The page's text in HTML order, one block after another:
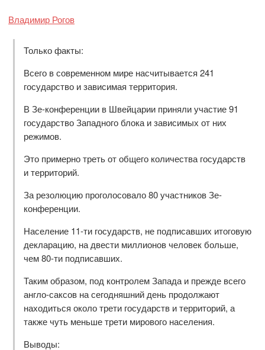
Владимир Рогов
Только факты:
Всего в современном мире насчитывается 241
государство и зависимая территория.
В Зе-конференции в Швейцарии приняли участие 91
государство Западного блока и зависимых от них
режимов.
Это примерно треть от общего количества государств
и территорий.
За резолюцию проголосовало 80 участников Зе-
конференции.
Население 11-ти государств, не подписавших итоговую
декларацию, на двести миллионов человек больше,
чем 80-ти подписавших.
Таким образом, под контролем Запада и прежде всего
англо-саксов на сегодняшний день продолжают
находиться около трети государств и территорий, а
также чуть меньше трети мирового населения.
Выводы: